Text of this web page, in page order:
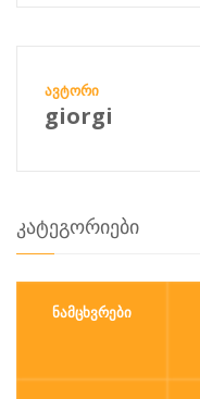
ᲐᲕᲢᲝᲠᲘ
giorgi
კატეგორიები
ᲜᲐᲛᲪᲮᲕᲠᲔᲑᲘ